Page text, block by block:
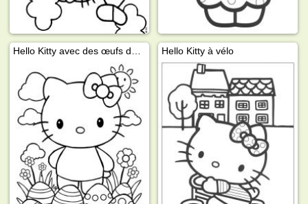
Hello Kitty avec des œufs de Pâques Hello Kitty à vélo